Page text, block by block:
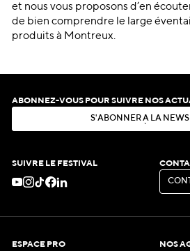
et nous vous proposons d’en
de bien comprendre le large
produits à Montreux.
ABONNEZ-VOUS POUR SUIVRE NOS
S'ABON N ER À LA N EWS
SUIVRE LE FESTIVAL
CON
CON
ESPACE PRO NOS